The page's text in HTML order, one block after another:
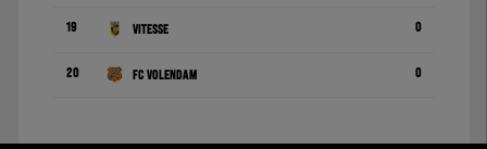
19 Vitesse 0
20 FC Volendam 0